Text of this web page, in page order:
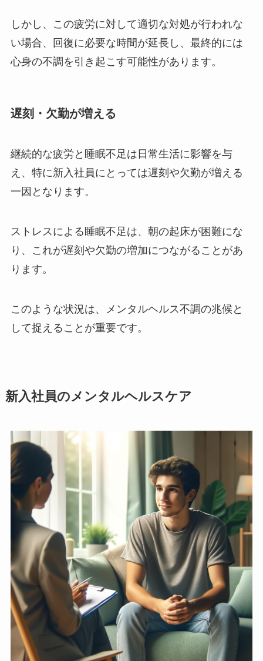
しかし、この疲労に対して適切な対処が行われな
い場合、回復に必要な時間が延長し、最終的には
心身の不調を引き起こす可能性があります。
遅刻・欠勤が増える
継続的な疲労と睡眠不足は日常生活に影響を与
え、特に新入社員にとっては遅刻や欠勤が増える
一因となります。
ストレスによる睡眠不足は、朝の起床が困難にな
り、これが遅刻や欠勤の増加につながることがあ
ります。
このような状況は、 メンタルヘルス不調の兆候 と
して捉えることが重要です。
新入社員のメンタルヘルスケア